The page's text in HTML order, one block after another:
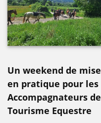
Un weekend de mise
en pratique pour les
Accompagnateurs de
Tourisme Equestre